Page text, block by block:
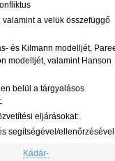
a velük összefüggő
és Kilmann modelljét,
modelljét, valamint Hanson
belül a tárgyalásos
eljárásokat:
segítségével/
Kádár-